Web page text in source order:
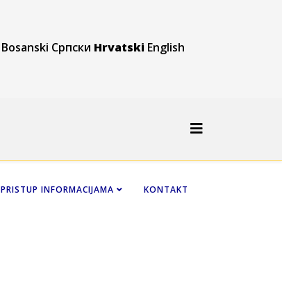
Bosanski Српски Hrvatski English
PRISTUP INFORMACIJAMA KONTAKT